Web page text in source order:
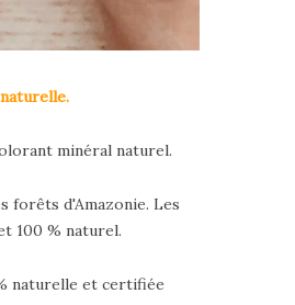
minéral naturel.
forêts d'Amazonie. Les
100 % naturel.
naturelle et certifiée